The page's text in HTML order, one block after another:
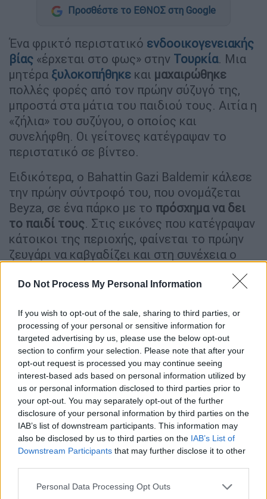
Do Not Process My Personal Information
If you wish to opt-out of the sale, sharing to third parties, or
processing of your personal or sensitive information for
targeted advertising by us, please use the below opt-out
section to confirm your selection. Please note that after your
opt-out request is processed you may continue seeing
interest-based ads based on personal information utilized by
us or personal information disclosed to third parties prior to
your opt-out. You may separately opt-out of the further
disclosure of your personal information by third parties on the
IAB’s list of downstream participants. This information may
also be disclosed by us to third parties on the IAB’s List of
Downstream Participants that may further disclose it to other
Please note that this website/app uses one or more Google
Personal Data Processing Opt Outs
Προσθέστε το ΕΘΝΟΣ στη Google
Ένα φρικτό περιστατικό ενδοοικογενειακής
βίας «έρχεται στο φως» στην Τουρκία. Μια
μητέρα ξυλοκοπήθηκε και μαχαιρώθηκε
πολλές φορές από τον πρώην σύζυγό της,
μπροστά στα μάτια του παιδιού τους. Αιτία η
«ζήλια» του συζύγου, ο οποίος και
συνελήφθη. Οι γείτονες κατέγραψαν το
περιστατικό σε βίντεο.
Ειδικότερα, ο Bahattin Gazi Baldemir κάλεσε
την πρώην σύντροφό του, που ονομάζεται
Beyza, σε ένα πάρκο με το πρόσχημα να δει
το παιδί τους. Στις εικόνες που κατέγραψαν
κάτοικοι της περιοχής, φαίνεται το πρώην
ζευγάρι να καβγαδίζει και στη συνέχεια ο
έδαφος και να τη μαχαιρώνει. Έπειτα,
Ο δράστης συνελήφθη ενώ η γυναίκα, που
μαχαιρώθηκεσε τέσσερα σημεία,
χειρουργήθηκε και νοσηλεύεται στο
νοσοκομείο εκτός κινδύνου.
Το βίντεο της επίθεσης
Στις εικόνες φαίνεται η σκληρήβίαπου
άσκησε ο σύζυγός με τη βοήθεια του πατέρα
του εναντίον της νεαρής μητέρας.